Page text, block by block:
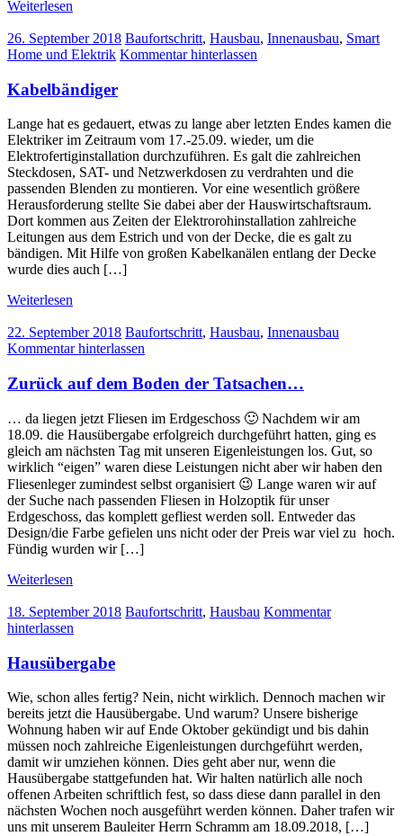
Weiterlesen
26. September 2018 Baufortschritt, Hausbau, Innenausbau, Smart
Home und Elektrik Kommentar hinterlassen
Kabelbändiger
Lange hat es gedauert, etwas zu lange aber letzten Endes kamen die
Elektriker im Zeitraum vom 17.-25.09. wieder, um die
Elektrofertiginstallation durchzuführen. Es galt die zahlreichen
Steckdosen, SAT- und Netzwerkdosen zu verdrahten und die
passenden Blenden zu montieren. Vor eine wesentlich größere
Herausforderung stellte Sie dabei aber der Hauswirtschaftsraum.
Dort kommen aus Zeiten der Elektrorohinstallation zahlreiche
Leitungen aus dem Estrich und von der Decke, die es galt zu
bändigen. Mit Hilfe von großen Kabelkanälen entlang der Decke
wurde dies auch […]
Weiterlesen
22. September 2018 Baufortschritt, Hausbau, Innenausbau
Kommentar hinterlassen
Zurück auf dem Boden der Tatsachen…
… da liegen jetzt Fliesen im Erdgeschoss 🙂 Nachdem wir am
18.09. die Hausübergabe erfolgreich durchgeführt hatten, ging es
gleich am nächsten Tag mit unseren Eigenleistungen los. Gut, so
wirklich “eigen” waren diese Leistungen nicht aber wir haben den
Fliesenleger zumindest selbst organisiert 😉 Lange waren wir auf
der Suche nach passenden Fliesen in Holzoptik für unser
Erdgeschoss, das komplett gefliest werden soll. Entweder das
Design/die Farbe gefielen uns nicht oder der Preis war viel zu hoch.
Fündig wurden wir […]
Weiterlesen
18. September 2018 Baufortschritt, Hausbau Kommentar
hinterlassen
Hausübergabe
Wie, schon alles fertig? Nein, nicht wirklich. Dennoch machen wir
bereits jetzt die Hausübergabe. Und warum? Unsere bisherige
Wohnung haben wir auf Ende Oktober gekündigt und bis dahin
müssen noch zahlreiche Eigenleistungen durchgeführt werden,
damit wir umziehen können. Dies geht aber nur, wenn die
Hausübergabe stattgefunden hat. Wir halten natürlich alle noch
offenen Arbeiten schriftlich fest, so dass diese dann parallel in den
nächsten Wochen noch ausgeführt werden können. Daher trafen wir
uns mit unserem Bauleiter Herrn Schramm am 18.09.2018, […]